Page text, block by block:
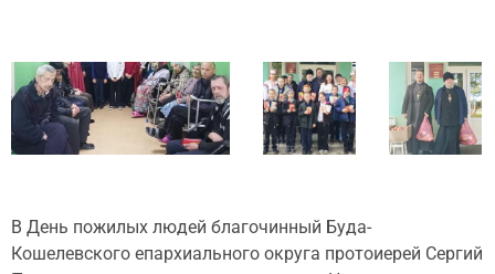
В День пожилых людей благочинный Буда-
Кошелевского епархиального округа протоиерей Сергий